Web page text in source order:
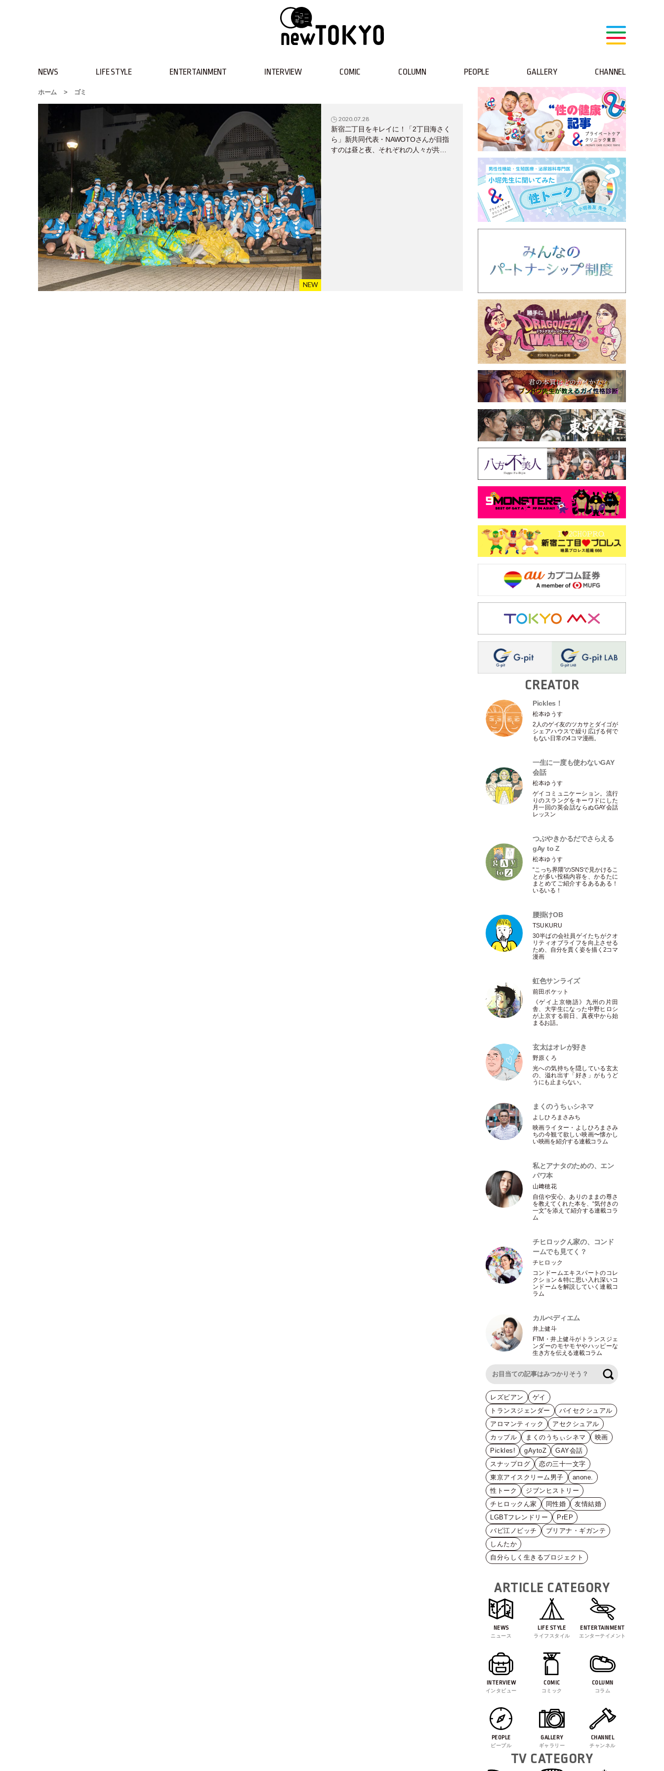
NEWS LIFE STYLE ENTERTAINMENT INTERVIEW COMIC COLUMN PEOPLE GALLERY CHANNEL
ホーム > ゴミ
2020.07.28
新宿二丁目をキレイに！「2丁目海さく
ら」新共同代表・NAWOTOさんが目指
すのは昼と夜、それぞれの人々が共生
CREATOR
Pickles！
松本ゆうす
2人のゲイ友のツカサとダイゴが
シェアハウスで繰り広げる何で
もない日常の4コマ漫画。
一生に一度も使わないGAY
会話
松本ゆうす
ゲイコミュニケーション。流行
りのスラングをキーワドにした
月一回の英会話ならぬGAY会話
レッスン
つぶやきかるだでさらえる
gAy to Z
松本ゆうす
“こっち界隈”のSNSで見かけるこ
とが多い投稿内容を、かるたに
まとめてご紹介するあるある！
いるいる！
腰掛けOB
TSUKURU
30半ばの会社員ゲイたちがクオ
リティオブライフを向上させる
ため、自分を貫く姿を描く2コマ
漫画
虹色サンライズ
前田ポケット
《ゲイ上京物語》九州の片田
舎、大学生になった中野ヒロシ
が上京する前日、真夜中から始
まるお話。
玄太はオレが好き
野原くろ
光への気持ちを隠している玄太
の、溢れ出す 「好き 」がもうど
うにも止まらない。
まくのうちぃシネマ
よしひろまさみち
映画ライター ・ よしひろまさみ
ちの今観て欲しい映画〜懐かし
い映画を紹介する連載コラム
私とアナタのための、エン
パワ本
山﨑穂花
自信や安心、ありのままの尊さ
を教えてくれた本を、“気付きの
一文”を添えて紹介する連載コラ
ム
チヒロックん家の、コンド
ームでも見てく？
チヒロック
コンドームエキスパートのコレ
クション＆特に思い入れ深いコ
ンドームを解説していく連載コ
ラム
カルぺディエム
井上健斗
FTM ・井上健斗がトランスジェ
ンダーのモヤモヤやハッピーな
生き方を伝える連載コラム
レズビアン
ゲイ
トランスジェンダー
バイセクシュアル
アロマンティック
アセクシュアル
カップル
まくのうちぃシネマ
映画
Pickles!
gAytoZ
GAY会話
スナップログ
恋の三十一文字
東京アイスクリーム男子
anone.
性トーク
ジブンヒストリー
チヒロックん家
同性婚
友情結婚
LGBTフレンドリー
PrEP
バビ江ノビッチ
ブリアナ・ギガンテ
しんたか
自分らしく生きるプロジェクト
ARTICLE CATEGORY
NEWS
ニュース
LIFE STYLE
ライフスタイル
ENTERTAINMENT
エンターテイメント
INTERVIEW
インタビュー
COMIC
コミック
COLUMN
コラム
PEOPLE
ピープル
GALLERY
ギャラリー
CHANNEL
チャンネル
TV CATEGORY